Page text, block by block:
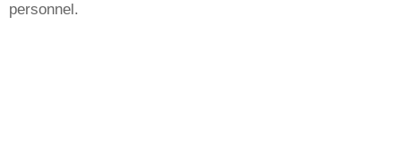
personnel.